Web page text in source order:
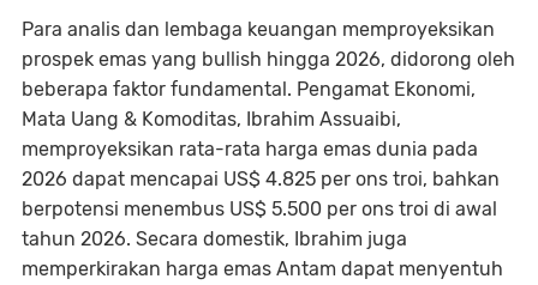
Para analis dan lembaga keuangan memproyeksikan
prospek emas yang bullish hingga 2026, didorong oleh
beberapa faktor fundamental. Pengamat Ekonomi,
Mata Uang & Komoditas, Ibrahim Assuaibi,
memproyeksikan rata-rata harga emas dunia pada
2026 dapat mencapai US$ 4.825 per ons troi, bahkan
berpotensi menembus US$ 5.500 per ons troi di awal
tahun 2026. Secara domestik, Ibrahim juga
memperkirakan harga emas Antam dapat menyentuh